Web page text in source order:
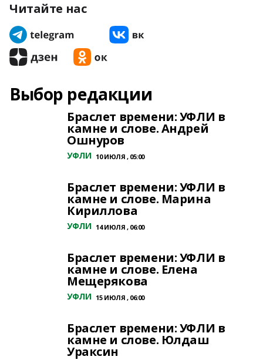
Читайте нас
Выбор редакции
Браслет времени: УФЛИ в
камне и слове. Андрей
Ошнуров
УФЛИ 10 ИЮЛЯ , 05:00
Браслет времени: УФЛИ в
камне и слове. Марина
Кириллова
УФЛИ 14 ИЮЛЯ , 06:00
Браслет времени: УФЛИ в
камне и слове. Елена
Мещерякова
УФЛИ 15 ИЮЛЯ , 06:00
Браслет времени: УФЛИ в
камне и слове. Юлдаш
Ураксин